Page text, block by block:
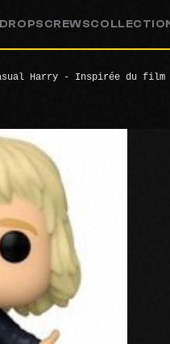
DROPS CREWS
Harry - Inspirée du film